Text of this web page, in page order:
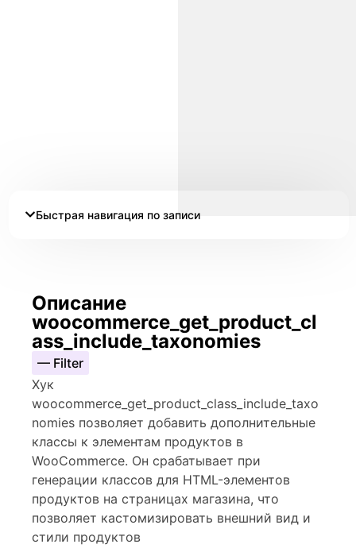
Быстрая навигация по записи
Описание
woocommerce_get_product_cl
ass_include_taxonomies
— Filter
Хук
woocommerce_get_product_class_include_taxo
nomies позволяет добавить дополнительные
классы к элементам продуктов в
WooCommerce. Он срабатывает при
генерации классов для HTML-элементов
продуктов на страницах магазина, что
позволяет кастомизировать внешний вид и
стили продуктов